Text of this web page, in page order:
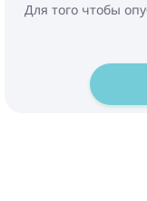
Для того чтобы